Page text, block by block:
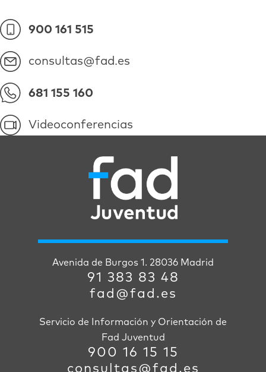
900 161 515
consultas@fad.es
681 155 160
Videoconferencias
Avenida de Burgos 1. 28036 Madrid
91 383 83 48
fad@fad.es
Servicio de Información y Orientación de
Fad Juventud
900 16 15 15
consultas@fad.es